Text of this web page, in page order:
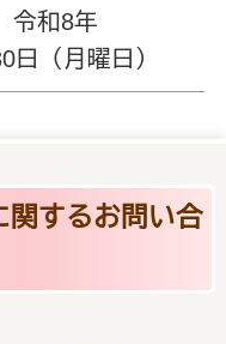
令和8年
日（月曜日）
関するお問い合